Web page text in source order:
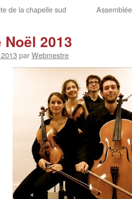
de la chapelle sud
2013
parWebmestre